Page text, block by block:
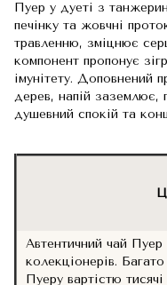
Пуер у дуеті з
печінку та жовчні
травленню, зміцнює
компонент пропонує
імунітету. Доповнений
дерев, напій заземлює,
душевний спокій та
Автентичний чай Пуер
колекціонерів.
Пуеру вартістю